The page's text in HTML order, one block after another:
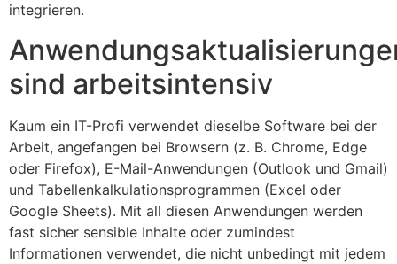
integrieren.
sind arbeitsintensiv
Kaum ein IT-Profi verwendet dieselbe Software bei der
Arbeit, angefangen bei Browsern (z. B. Chrome, Edge
oder Firefox), E-Mail-Anwendungen (Outlook und Gmail)
und Tabellenkalkulationsprogrammen (Excel oder
Google Sheets). Mit all diesen Anwendungen werden
fast sicher sensible Inhalte oder zumindest
Informationen verwendet, die nicht unbedingt mit jedem